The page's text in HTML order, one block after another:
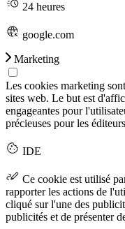
24 heures
google.com
Marketing
Les cookies marketing
sites web. Le but est
engageantes pour
précieuses pour les
IDE
Ce cookie est utilisé
rapporter les actions de
cliqué sur l'une des
publicités et de présenter